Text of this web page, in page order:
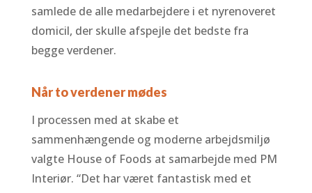
samlede de alle medarbejdere i et nyrenoveret
domicil, der skulle afspejle det bedste fra
begge verdener.
Når to verdener mødes
I processen med at skabe et
sammenhængende og moderne arbejdsmiljø
valgte House of Foods at samarbejde med PM
Interiør. “Det har været fantastisk med et